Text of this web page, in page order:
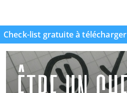
Check-list gratuite à télécharger